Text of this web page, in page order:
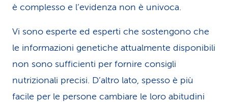
è complesso e l’evidenza non è univoca.
Vi sono esperte ed esperti che sostengono che
le informazioni genetiche attualmente disponibili
non sono sufficienti per fornire consigli
nutrizionali precisi. D’altro lato, spesso è più
facile per le persone cambiare le loro abitudini